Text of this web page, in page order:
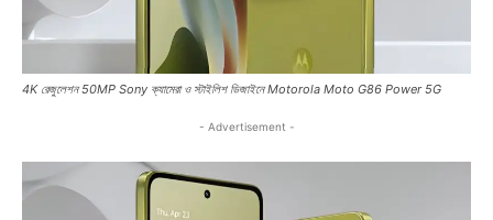
4K রেজুলেশন 50MP Sony ক্যামেরা ও স্টাইলিশ ডিজাইনে Motorola Moto G86 Power 5G
- Advertisement -